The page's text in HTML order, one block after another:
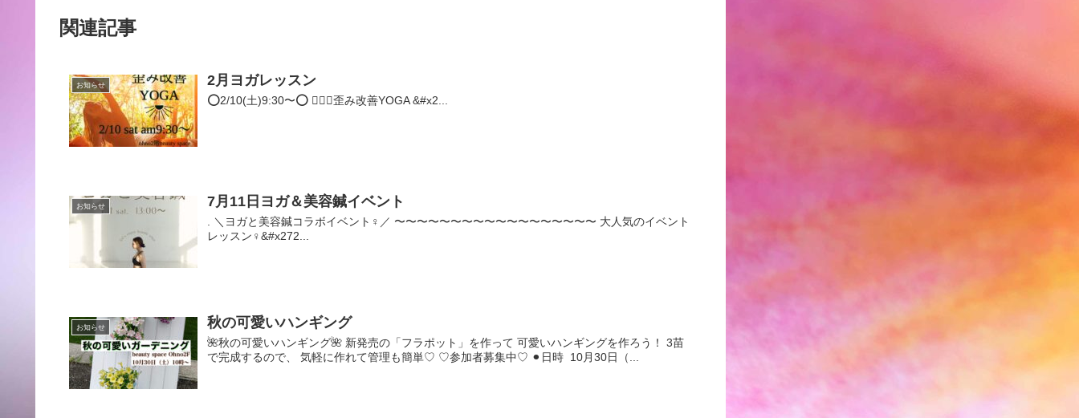
関連記事
お知らせ 2月ヨガレッスン
⭕️2/10(土)9:30〜⭕️ 🧘🏾‍♀️歪み改善YOGA &#x2...
お知らせ 7月11日ヨガ＆美容鍼イベント
. ＼ヨガと美容鍼コラボイベント‍♀️／ 〜〜〜〜〜〜〜〜〜〜〜〜〜〜〜〜〜〜 大人気のイベント
レッスン‍♀️&#x272...
お知らせ 秋の可愛いハンギング
🌺秋の可愛いハンギング🌺 新発売の「フラポット」を作って 可愛いハンギングを作ろう！ 3苗
で完成するので、 気軽に作れて管理も簡単♡ ♡参加者募集中♡ ⚫︎日時 10月30日（...